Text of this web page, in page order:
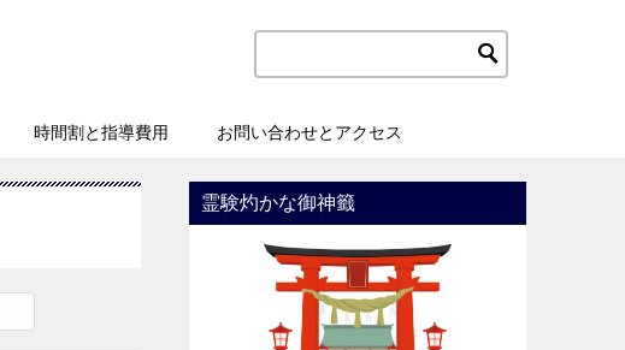
時間割と指導費用 お問い合わせとアクセス
霊験灼かな御神籤